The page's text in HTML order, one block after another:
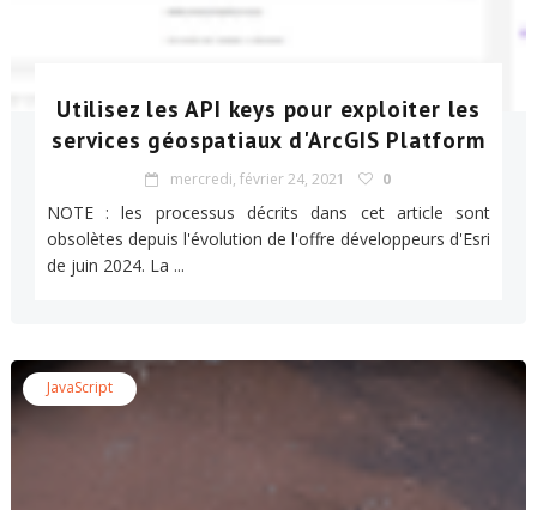
Utilisez les API keys pour exploiter les
services géospatiaux d'ArcGIS Platform
mercredi, février 24, 2021 0
NOTE : les processus décrits dans cet article sont
obsolètes depuis l'évolution de l'offre développeurs d'Esri
de juin 2024. La ...
JavaScript